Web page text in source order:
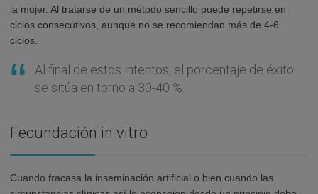
la mujer. Al tratarse de un método sencillo puede repetirse en
ciclos consecutivos, aunque no se recomiendan más de 4-6
ciclos.
Al final de estos intentos, el porcentaje de éxito
se sitúa en torno a 30-40 %.
Fecundación in vitro
Cuando fracasa la inseminación artificial o bien cuando las